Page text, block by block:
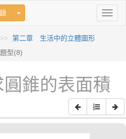
Toggle Dropdown
第二章 生活中的立體圖形
題型(8)
圓錐的表面積